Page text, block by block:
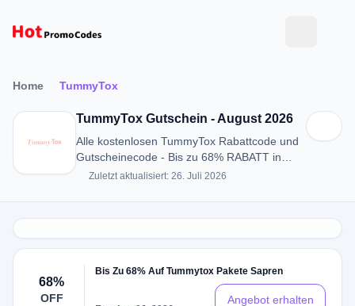
Home TummyTox
TummyTox Gutschein - August 2026
Alle kostenlosen TummyTox Rabattcode und
Gutscheinecode - Bis zu 68% RABATT in
August 2026
Zuletzt aktualisiert: 26. Juli 2026
68%
OFF
Bis Zu 68% Auf Tummytox Pakete Sapren
Angebot erhalten